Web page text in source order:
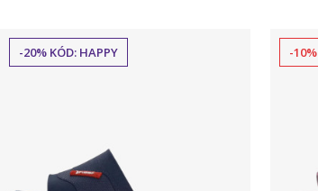
Porovnaj
-20% KÓD: HAPPY -